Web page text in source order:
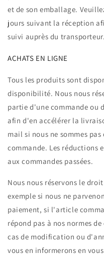
et de son emballage.
jours suivant la réception
suivi auprès du transporteur.
ACHATS EN LIGNE
Tous les produits sont
disponibilité. Nous nous
partie d'une commande ou
afin d'en accélérer la
mail si nous ne sommes
commande. Les réductions
aux commandes passées.
Nous nous réservons le
exemple si nous ne
paiement, si l'article
répond pas à nos normes
cas de modification ou
vous en informerons en